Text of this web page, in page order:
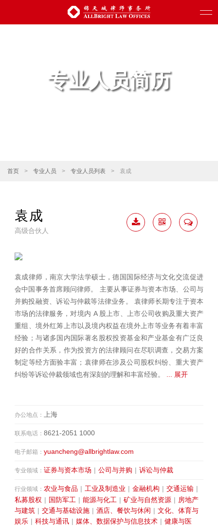
专业人员简历
首页 > 专业人员 > 专业人员列表 > 袁成
袁成
高级合伙人
袁成律师，南京大学法学硕士，德国国际经济与文化交流促进
会中国事务首席顾问律师。 主要从事证券与资本市场、公司与
并购投融资、诉讼与仲裁等法律业务。 袁律师长期专注于资本
市场的法律服务，对境内 A 股上市、上市公司收购及重大资产
重组、境外红筹上市以及境内权益在境外上市等业务有着丰富
经验；与诸多国内国际著名股权投资基金和产业基金有广泛良
好的合作关系，作为投资方的法律顾问在尽职调查，交易方案
制定等经方面验丰富；袁律师在涉及公司股权纠纷、重大资产
纠纷等诉讼仲裁领域也有深刻的理解和丰富经验。
... 展开
办公地点： 上海
联系电话： 8621-2051 1000
电子邮箱： yuancheng@allbrightlaw.com
专业领域： 证券与资本市场 | 公司与并购 | 诉讼与仲裁
行业领域： 农业与食品 | 工业及制造业 | 金融机构 | 交通运输 |
私募股权 | 国防军工 | 能源与化工 | 矿业与自然资源 | 房地产
与建筑 | 交通与基础设施 | 酒店、餐饮与休闲 | 文化、体育与
娱乐 | 科技与通讯 | 媒体、数据保护与信息技术 | 健康与医